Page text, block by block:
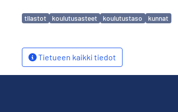
Avainsanat
tilastot koulutusasteet koulutustaso kunnat
Tietueen kaikki tiedot